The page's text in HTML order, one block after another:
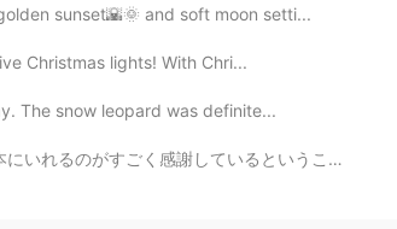
2020.04.01 13:10
sunset🌇🌞 and soft moon setti...
Christmas lights! With Chri...
The snow leopard was definite...
くれてるし、シェアハウスの人はみんな色んな面で興味深くていい人です。そ...